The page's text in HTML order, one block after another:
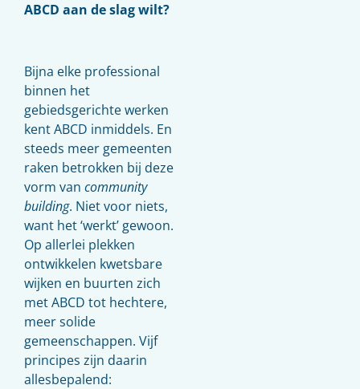
ABCD aan de slag wilt?
Bijna elke professional
binnen het
gebiedsgerichte werken
kent ABCD inmiddels. En
steeds meer gemeenten
raken betrokken bij deze
vorm van community
building. Niet voor niets,
want het ‘werkt’ gewoon.
Op allerlei plekken
ontwikkelen kwetsbare
wijken en buurten zich
met ABCD tot hechtere,
meer solide
gemeenschappen. Vijf
principes zijn daarin
allesbepalend: